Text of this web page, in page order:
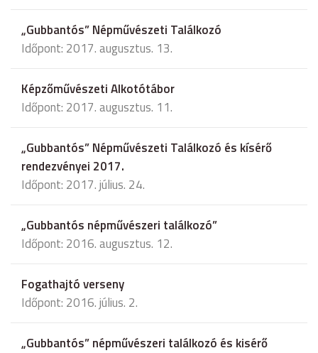
„Gubbantós” Népművészeti Találkozó
Időpont: 2017. augusztus. 13.
Képzőművészeti Alkotótábor
Időpont: 2017. augusztus. 11.
„Gubbantós” Népművészeti Találkozó és kísérő
rendezvényei 2017.
Időpont: 2017. július. 24.
„Gubbantós népművészeri találkozó”
Időpont: 2016. augusztus. 12.
Fogathajtó verseny
Időpont: 2016. július. 2.
„Gubbantós” népművészeri találkozó és kisérő